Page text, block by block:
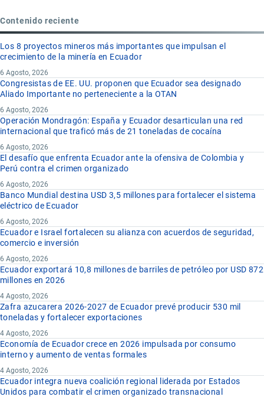
Contenido reciente
Los 8 proyectos mineros más importantes que impulsan el
crecimiento de la minería en Ecuador
6 Agosto, 2026
Congresistas de EE. UU. proponen que Ecuador sea designado
Aliado Importante no perteneciente a la OTAN
6 Agosto, 2026
Operación Mondragón: España y Ecuador desarticulan una red
internacional que traficó más de 21 toneladas de cocaína
6 Agosto, 2026
El desafío que enfrenta Ecuador ante la ofensiva de Colombia y
Perú contra el crimen organizado
6 Agosto, 2026
Banco Mundial destina USD 3,5 millones para fortalecer el sistema
eléctrico de Ecuador
6 Agosto, 2026
Ecuador e Israel fortalecen su alianza con acuerdos de seguridad,
comercio e inversión
6 Agosto, 2026
Ecuador exportará 10,8 millones de barriles de petróleo por USD 872
millones en 2026
4 Agosto, 2026
Zafra azucarera 2026-2027 de Ecuador prevé producir 530 mil
toneladas y fortalecer exportaciones
4 Agosto, 2026
Economía de Ecuador crece en 2026 impulsada por consumo
interno y aumento de ventas formales
4 Agosto, 2026
Ecuador integra nueva coalición regional liderada por Estados
Unidos para combatir el crimen organizado transnacional